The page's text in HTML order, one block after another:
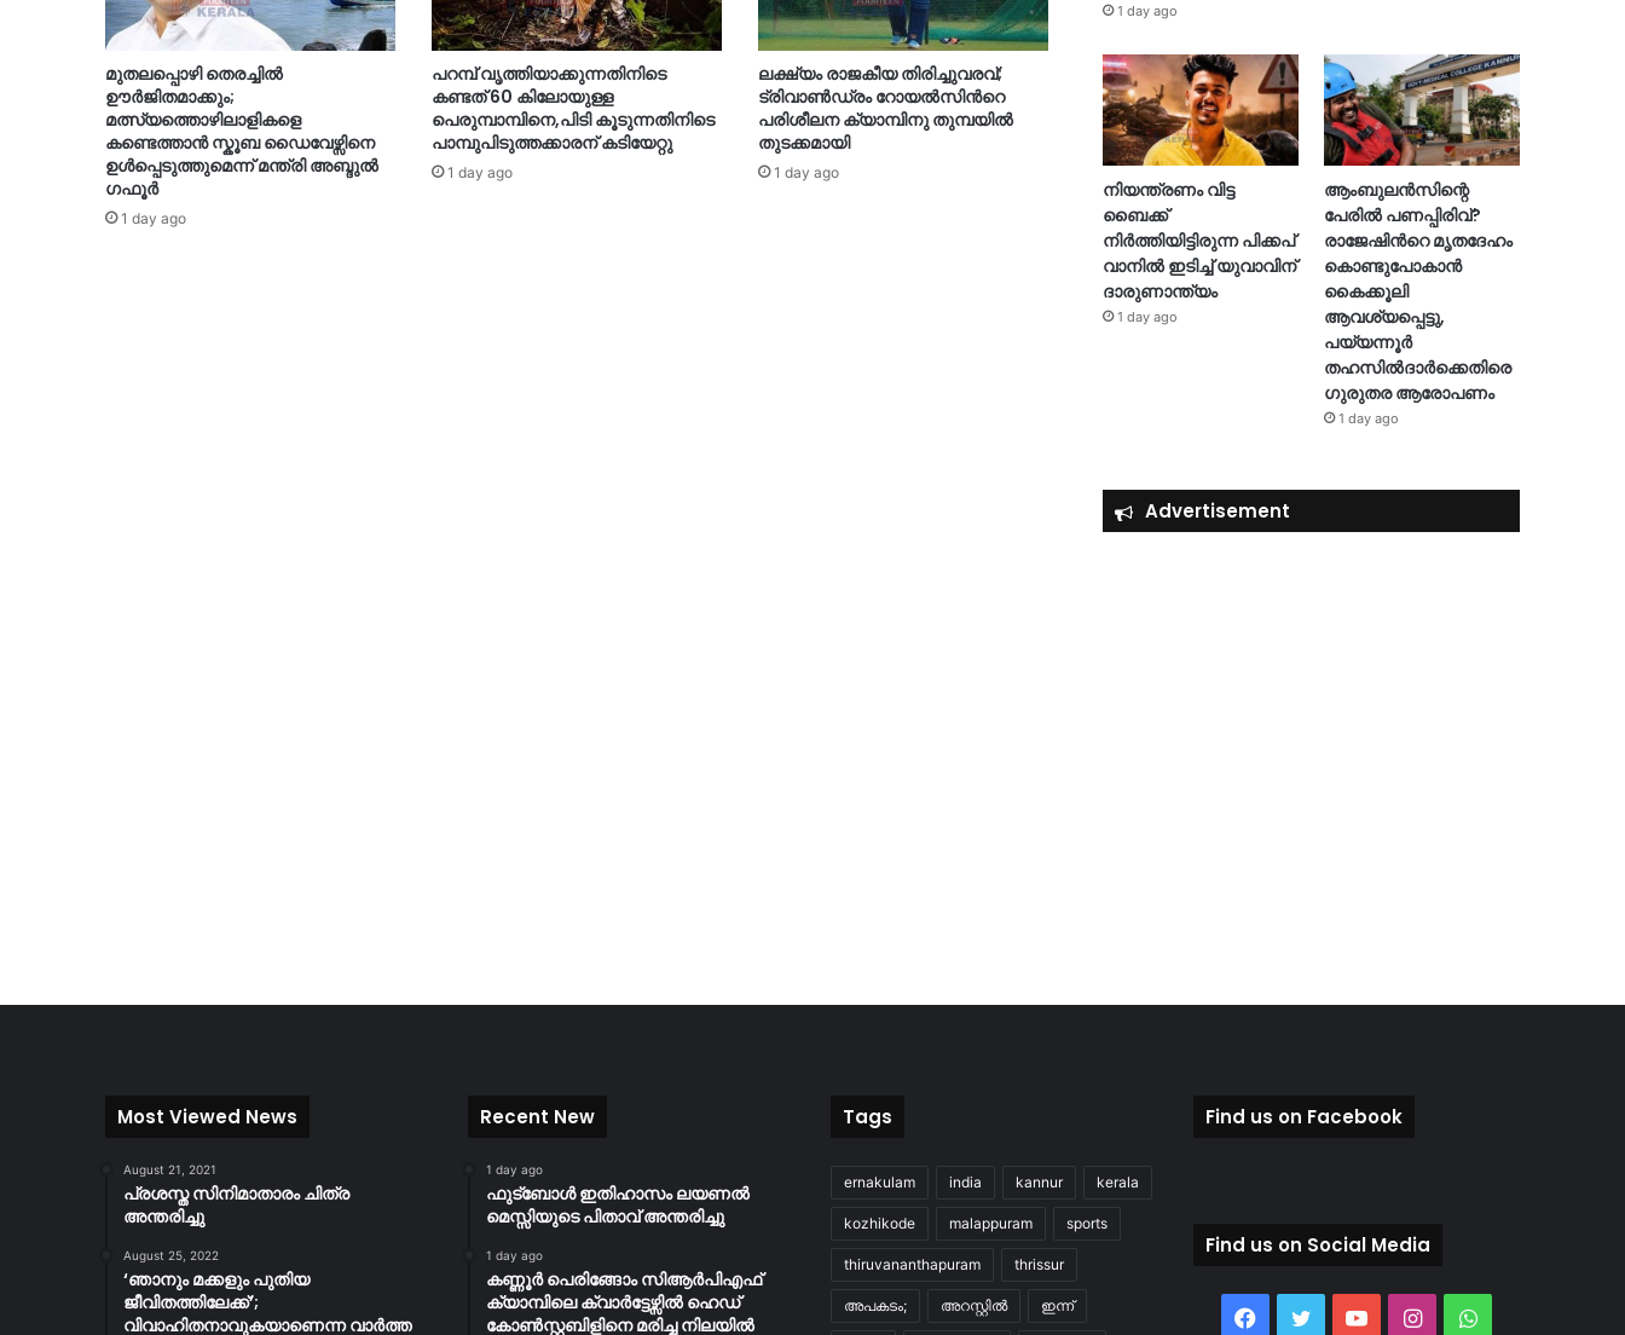
മുതലപ്പൊഴി തെരച്ചിൽ
ഊർജിതമാക്കും;
മത്സ്യത്തൊഴിലാളികളെ
കണ്ടെത്താൻ സ്കൂബ ഡൈവേഴ്സിനെ
ഉൾപ്പെടുത്തുമെന്ന് മന്ത്രി അബ്ദുൽ
ഗഫൂർ
1 day ago
പറമ്പ് വൃത്തിയാക്കുന്നതിനിടെ
കണ്ടത് 60 കിലോയുള്ള
പെരുമ്പാമ്പിനെ,പിടി കൂടുന്നതിനിടെ
പാമ്പുപിടുത്തക്കാരന് കടിയേറ്റു
1 day ago
ലക്ഷ്യം രാജകീയ തിരിച്ചുവരവ്;
ട്രിവാൺഡ്രം റോയൽസിന്‍റെ
പരിശീലന ക്യാമ്പിനു തുമ്പയില്‍
തുടക്കമായി
1 day ago
1 day ago
നിയന്ത്രണം വിട്ട
ബൈക്ക്
നിർത്തിയിട്ടിരുന്ന പിക്കപ്
വാനിൽ ഇടിച്ച് യുവാവിന്
ദാരുണാന്ത്യം
1 day ago
ആംബുലൻസിന്റെ
പേരിൽ പണപ്പിരിവ്?
രാജേഷിന്‍റെ മൃതദേഹം
കൊണ്ടുപോകാൻ
കൈക്കൂലി
ആവശ്യപ്പെട്ടു,
പയ്യന്നൂർ
തഹസിൽദാർക്കെതിരെ
ഗുരുതര ആരോപണം
1 day ago
Advertisement
Most Viewed News
August 21, 2021
പ്രശസ്ത സിനിമാതാരം ചിത്ര
അന്തരിച്ചു
August 25, 2022
‘ഞാനും മക്കളും പുതിയ
ജീവിതത്തിലേക്ക്’;
വിവാഹിതനാവുകയാണെന്ന വാർത്ത
Recent New
1 day ago
ഫുട്ബോൾ ഇതിഹാസം ലയണൽ
മെസ്സിയുടെ പിതാവ് അന്തരിച്ചു
1 day ago
കണ്ണൂർ പെരിങ്ങോം സിആർപിഎഫ്
ക്യാമ്പിലെ ക്വാർട്ടേഴ്സിൽ ഹെഡ്
കോൺസ്റ്റബിളിനെ മരിച്ച നിലയിൽ
Tags
ernakulam india kannur kerala
kozhikode malappuram sports
thiruvananthapuram thrissur
അപകടം; അറസ്റ്റിൽ ഇന്ന്
Find us on Facebook
Find us on Social Media
Facebook
TwitterYouTubeInstagramWhatsApp